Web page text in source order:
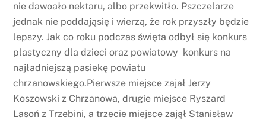
nie dawoało nektaru, albo przekwitło. Pszczelarze
jednak nie poddająsię i wierzą, że rok przyszły będzie
lepszy. Jak co roku podczas święta odbył się konkurs
plastyczny dla dzieci oraz powiatowy konkurs na
najładniejszą pasiekę powiatu
chrzanowskiego.Pierwsze miejsce zajał Jerzy
Koszowski z Chrzanowa, drugie miejsce Ryszard
Lasoń z Trzebini, a trzecie miejsce zajął Stanisław